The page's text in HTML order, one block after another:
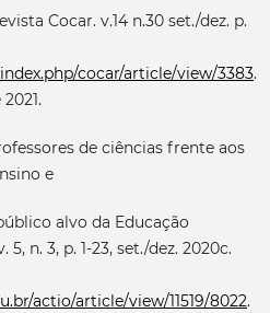
Cocar. v.14 n.30 set./dez. p.
cocar/article/view/3383.
de ciências frente aos
e
alvo da Educação
5, n. 3, p. 1-23, set./dez. 2020c.
actio/article/view/11519/8022.